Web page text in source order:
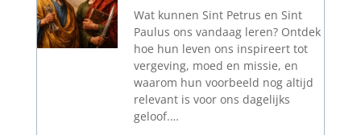
Wat kunnen Sint Petrus en Sint
Paulus ons vandaag leren? Ontdek
hoe hun leven ons inspireert tot
vergeving, moed en missie, en
waarom hun voorbeeld nog altijd
relevant is voor ons dagelijks
geloof.…